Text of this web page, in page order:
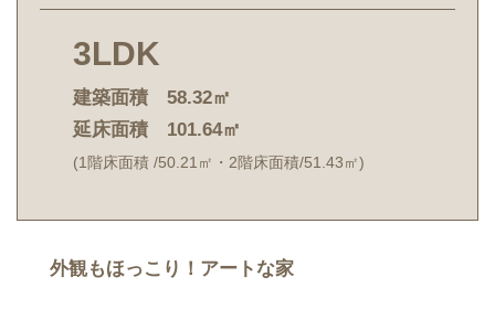
3LDK
建築面積 58.32㎡
延床面積 101.64㎡
(1階床面積 /50.21㎡・2階床面積/51.43㎡)
外観もほっこり！アートな家